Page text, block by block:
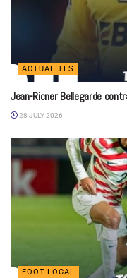
ACTUALITÉS
Jean-Ricner Bellegarde
28 JULY 2026
FOOT-LOCAL